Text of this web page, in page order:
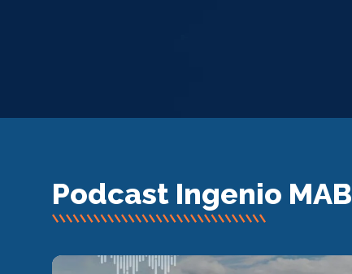
Podcast Ingenio MAB